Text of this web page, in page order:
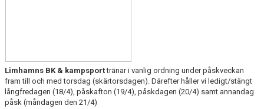
BESTÄLL LBK KLÄDER
VACCINERAD MOT DOPING
Limhamns BK & kampsporttränar i vanlig ordning under påskveckan
fram till och med torsdag (skärtorsdagen). Därefter håller vi ledigt/stängt
långfredagen (18/4), påskafton (19/4), påskdagen (20/4) samt annandag
påsk (måndagen den 21/4)